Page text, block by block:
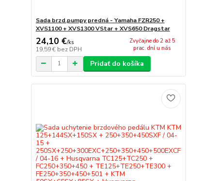
Sada brzd.pumpy predná - Yamaha FZR250 +
XVS1100 + XVS1300 VStar + XVS650 Dragstar
24,10 €/ks
19,59 € bez DPH
Zvyčajne do 2 až 5
prac. dní u nás
Pridať do košíka